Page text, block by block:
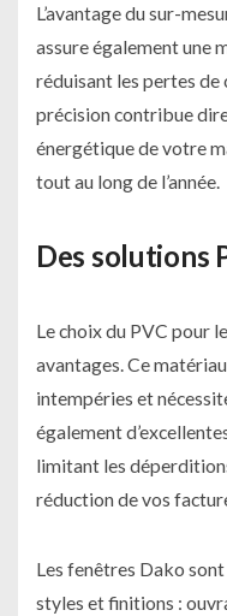
L’avantage du sur-
assure également une
réduisant les pertes
précision contribue
énergétique de votre
tout au long de l’année.
Des solutions
Le choix du PVC pour
avantages. Ce
intempéries et
également
limitant les
réduction de vos
Les fenêtres Dako
styles et finitions :